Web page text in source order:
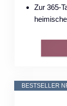
Zur 365-
BESTSELLER